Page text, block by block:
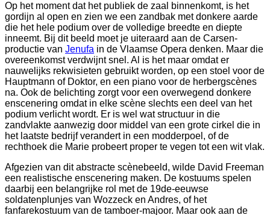
Op het moment dat het publiek de zaal binnenkomt, is het
gordijn al open en zien we een zandbak met donkere aarde
die het hele podium over de volledige breedte en diepte
inneemt. Bij dit beeld moet je uiteraard aan de Carsen-
productie van Jenufa in de Vlaamse Opera denken. Maar die
overeenkomst verdwijnt snel. Al is het maar omdat er
nauwelijks rekwisieten gebruikt worden, op een stoel voor de
Hauptmann of Doktor, en een piano voor de herbergscènes
na. Ook de belichting zorgt voor een overwegend donkere
enscenering omdat in elke scène slechts een deel van het
podium verlicht wordt. Er is wel wat structuur in die
zandvlakte aanwezig door middel van een grote cirkel die in
het laatste bedrijf verandert in een modderpoel, of de
rechthoek die Marie probeert proper te vegen tot een wit vlak.
Afgezien van dit abstracte scènebeeld, wilde David Freeman
een realistische enscenering maken. De kostuums spelen
daarbij een belangrijke rol met de 19de-eeuwse
soldatenplunjes van Wozzeck en Andres, of het
fanfarekostuum van de tamboer-majoor. Maar ook aan de